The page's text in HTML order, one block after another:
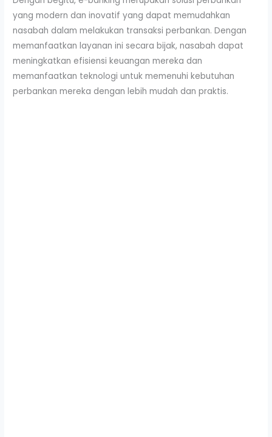
yang modern dan inovatif yang dapat memudahkan
nasabah dalam melakukan transaksi perbankan. Dengan
memanfaatkan layanan ini secara bijak, nasabah dapat
meningkatkan efisiensi keuangan mereka dan
memanfaatkan teknologi untuk memenuhi kebutuhan
perbankan mereka dengan lebih mudah dan praktis.